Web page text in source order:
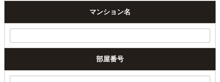
マンション名
部屋番号